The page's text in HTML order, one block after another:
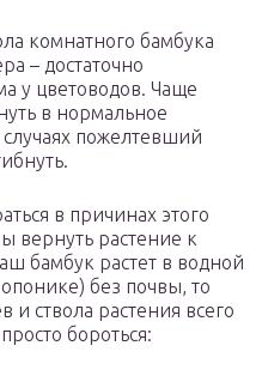
комнатного бамбука
– достаточно
у цветоводов. Чаще
в нормальное
пожелтевший
в причинах этого
вернуть растение к
бамбук растет в водной
без почвы, то
и ствола растения всего
бороться: